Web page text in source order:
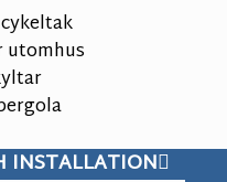
utomhus
INSTALLATION